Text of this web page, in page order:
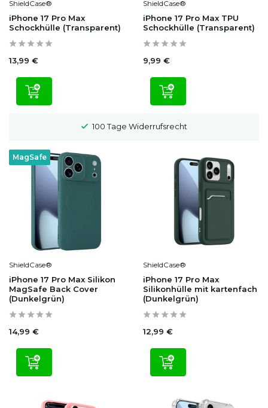
ShieldCase®
iPhone 17 Pro Max
Schockhülle (Transparent)
13,99 €
ShieldCase®
iPhone 17 Pro Max TPU
Schockhülle (Transparent)
9,99 €
100 Tage Widerrufsrecht
MagSafe
ShieldCase®
iPhone 17 Pro Max Silikon
MagSafe Back Cover
(Dunkelgrün)
14,99 €
ShieldCase®
iPhone 17 Pro Max
Silikonhülle mit kartenfach
(Dunkelgrün)
12,99 €